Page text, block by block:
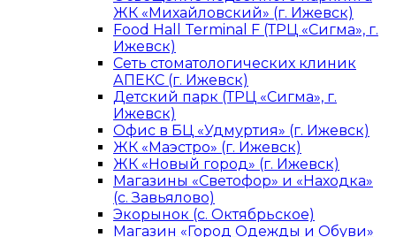
ЖК «Михайловский» (г. Ижевск)
Food Hall Terminal F (ТРЦ «Сигма», г.
Ижевск)
Сеть стоматологических клиник
АПЕКС (г. Ижевск)
Детский парк (ТРЦ «Сигма», г.
Ижевск)
Офис в БЦ «Удмуртия» (г. Ижевск)
ЖК «Маэстро» (г. Ижевск)
ЖК «Новый город» (г. Ижевск)
Магазины «Светофор» и «Находка»
(с. Завьялово)
Экорынок (с. Октябрьское)
Магазин «Город Одежды и Обуви»